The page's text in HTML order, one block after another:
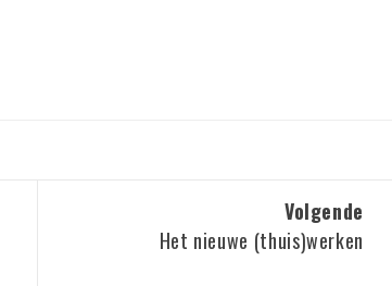
Volgende
Het nieuwe (thuis)werken